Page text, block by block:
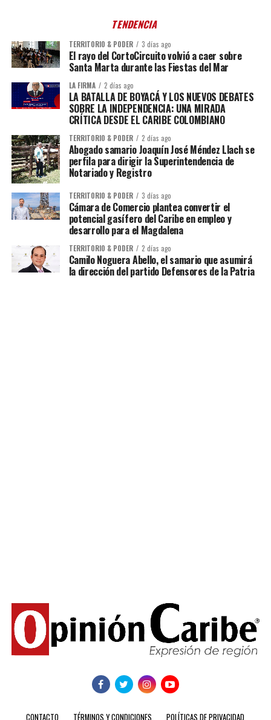
TENDENCIA
TERRITORIO & PODER 3 días ago
El rayo del CortoCircuito volvió a caer sobre
Santa Marta durante las Fiestas del Mar
LA FIRMA 2 días ago
LA BATALLA DE BOYACÁ Y LOS NUEVOS DEBATES
SOBRE LA INDEPENDENCIA: UNA MIRADA
CRÍTICA DESDE EL CARIBE COLOMBIANO
TERRITORIO & PODER 2 días ago
Abogado samario Joaquín José Méndez Llach se
perfila para dirigir la Superintendencia de
Notariado y Registro
TERRITORIO & PODER 3 días ago
Cámara de Comercio plantea convertir el
potencial gasífero del Caribe en empleo y
desarrollo para el Magdalena
TERRITORIO & PODER 2 días ago
Camilo Noguera Abello, el samario que asumirá
la dirección del partido Defensores de la Patria
CONTACTO TÉRMINOS Y CONDICIONES POLÍTICAS DE PRIVACIDAD